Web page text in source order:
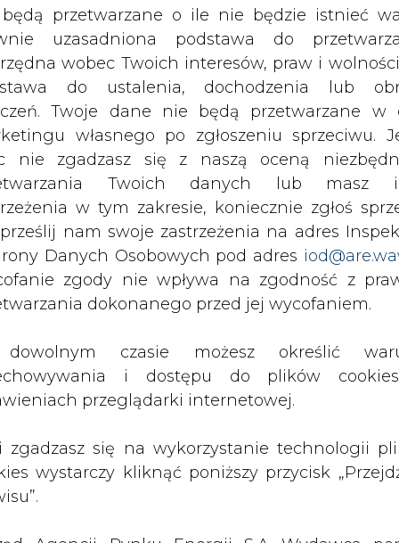
przetwarzane o ile nie będzie istnieć
uzasadniona podstawa do
wobec Twoich interesów, praw i
do ustalenia, dochodzenia lub
Twoje dane nie będą przetwarzane w
własnego po zgłoszeniu sprzeciwu.
nie zgadzasz się z naszą oceną
Twoich danych lub masz
w tym zakresie, koniecznie zgłoś
prześlij nam swoje zastrzeżenia na adres
Danych Osobowych pod adres
zgody nie wpływa na zgodność z
dokonanego przed jej wycofaniem.
czasie możesz określić
i dostępu do plików
przeglądarki internetowej.
zgadzasz się na wykorzystanie technologii
wystarczy kliknąć poniższy przycisk
w tej spółce w latach 2016-17, prowadzone
Prokuratury Krajowej. W całym
zatrzymanych przez CBA.
parkingu przed centrum handlowym agenci
likwidacji kopalń i ochrony środowiska
za preferencyjne traktowanie katowickiej
przez SRK. Zatrzymany został również
na rzecz tej spółki.
C., kierownika zespołu monitorowania
miał preferować firmę okołogórniczą,
kopalń. W toku śledztwa ustalono,
z kartą paliwową - w kilka miesięcy
P. - b. dyrektora zabrzańskiej kopalni
Centralnego Zakładu Odwadniania
oraz niedopełnienia obowiązku nadzoru
nałożenia kar umownych na
zł. Zarzucono mu także zlecenie wykonania
szkody za prawie 530 tys. zł.